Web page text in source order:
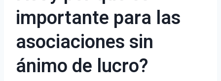
importante para las
asociaciones sin
ánimo de lucro?